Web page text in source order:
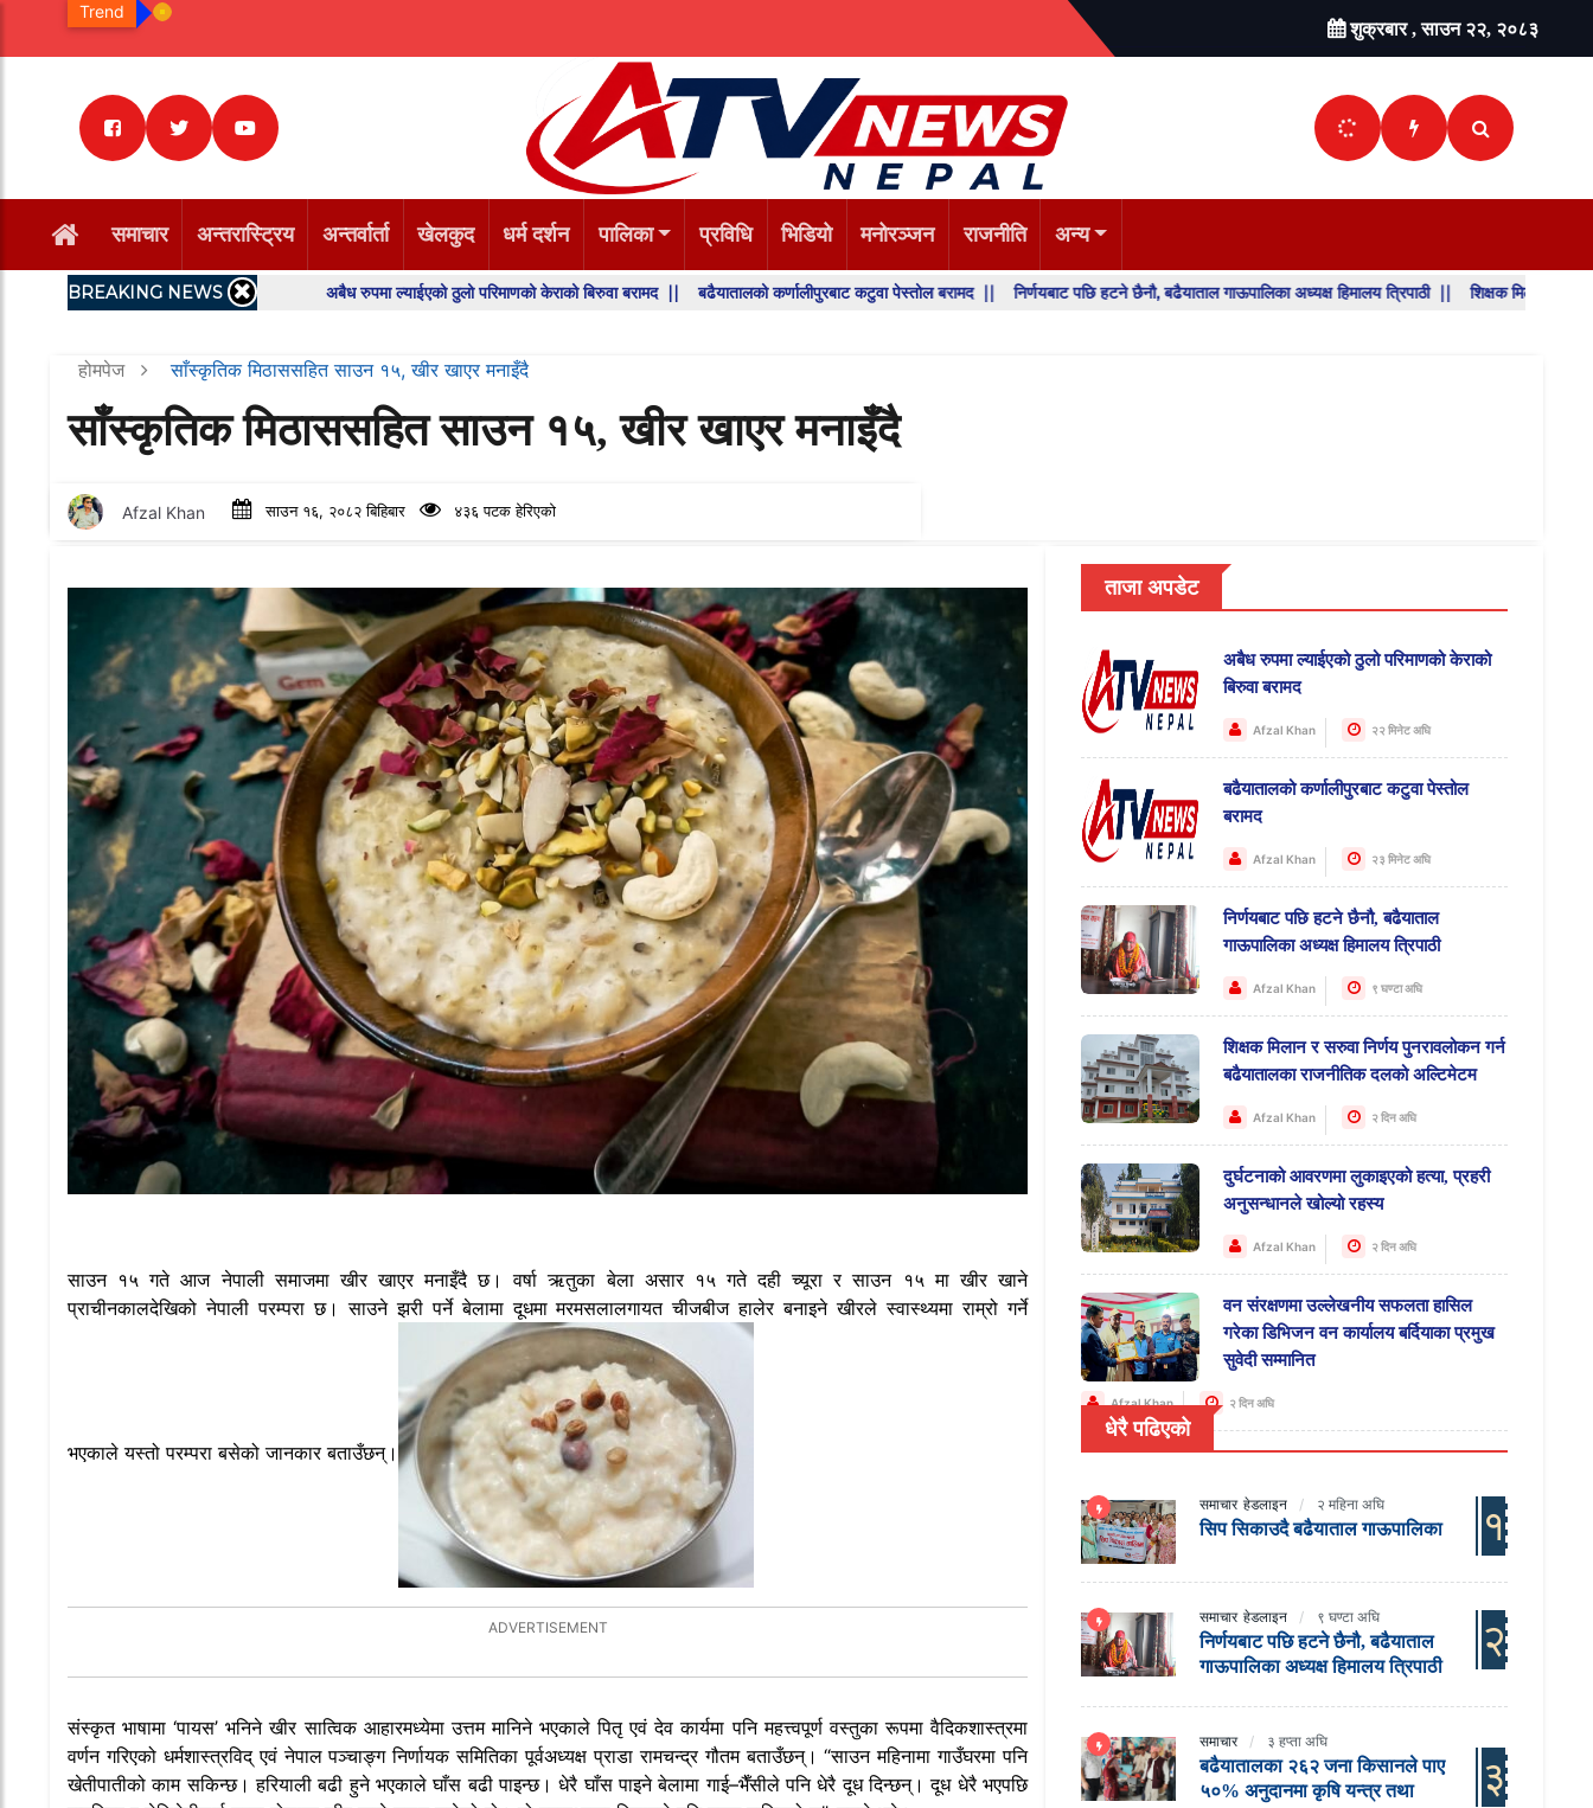
Trend
शुक्रबार , साउन २२, २०८३
समाचार अन्तरास्ट्रिय अन्तर्वार्ता खेलकुद धर्म दर्शन पालिका प्रविधि भिडियो मनोरञ्जन राजनीति अन्य
अबैध रुपमा ल्याईएको ठुलो परिमाणको केराको बिरुवा बरामद ||बढैयातालको कर्णालीपुरबाट कटुवा पेस्तोल बरामद ||निर्णयबाट पछि हटने छैनौ, बढैयाताल गाऊपालिका अध्यक्ष हिमालय त्रिपाठी ||शिक्षक मिलान र सरुवा निर्णय
BREAKING NEWS
होमपेज साँस्कृतिक मिठाससहित साउन १५, खीर खाएर मनाइँदै
साँस्कृतिक मिठाससहित साउन १५, खीर खाएर मनाइँदै
Afzal Khan साउन १६, २०८२ बिहिबार ४३६ पटक हेरिएको
साउन १५ गते आज नेपाली समाजमा खीर खाएर मनाइँदै छ। वर्षा ऋतुका बेला असार १५ गते दही च्यूरा र साउन १५ मा खीर खाने
प्राचीनकालदेखिको नेपाली परम्परा छ। साउने झरी पर्ने बेलामा दूधमा मरमसलालगायत चीजबीज हालेर बनाइने खीरले स्वास्थ्यमा राम्रो गर्ने
भएकाले यस्तो परम्परा बसेको जानकार बताउँछन्।
संस्कृत भाषामा ‘पायस’ भनिने खीर सात्विक आहारमध्येमा उत्तम मानिने भएकाले पितृ एवं देव कार्यमा पनि महत्त्वपूर्ण वस्तुका रूपमा वैदिकशास्त्रमा
वर्णन गरिएको धर्मशास्त्रविद् एवं नेपाल पञ्चाङ्ग निर्णायक समितिका पूर्वअध्यक्ष प्राडा रामचन्द्र गौतम बताउँछन्। “साउन महिनामा गाउँघरमा पनि
खेतीपातीको काम सकिन्छ। हरियाली बढी हुने भएकाले घाँस बढी पाइन्छ। धेरै घाँस पाइने बेलामा गाई–भैँसीले पनि धेरै दूध दिन्छन्। दूध धेरै भएपछि
ताजा अपडेट
अबैध रुपमा ल्याईएको ठुलो परिमाणको केराको
बिरुवा बरामद
Afzal Khan २२ मिनेट अघि
बढैयातालको कर्णालीपुरबाट कटुवा पेस्तोल
बरामद
Afzal Khan २३ मिनेट अघि
निर्णयबाट पछि हटने छैनौ, बढैयाताल
गाऊपालिका अध्यक्ष हिमालय त्रिपाठी
Afzal Khan ९ घण्टा अघि
शिक्षक मिलान र सरुवा निर्णय पुनरावलोकन गर्न
बढैयातालका राजनीतिक दलको अल्टिमेटम
Afzal Khan २ दिन अघि
दुर्घटनाको आवरणमा लुकाइएको हत्या, प्रहरी
अनुसन्धानले खोल्यो रहस्य
Afzal Khan २ दिन अघि
वन संरक्षणमा उल्लेखनीय सफलता हासिल
गरेका डिभिजन वन कार्यालय बर्दियाका प्रमुख
सुवेदी सम्मानित
Afzal Khan २ दिन अघि
धेरै पढिएको
समाचार हेडलाइन २ महिना अघि
सिप सिकाउदै बढैयाताल गाऊपालिका १
समाचार हेडलाइन ९ घण्टा अघि
निर्णयबाट पछि हटने छैनौ, बढैयाताल
गाऊपालिका अध्यक्ष हिमालय त्रिपाठी
२
समाचार ३ हप्ता अघि
बढैयातालका २६२ जना किसानले पाए
५०% अनुदानमा कृषि यन्त्र तथा
३